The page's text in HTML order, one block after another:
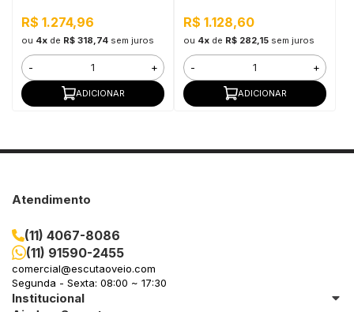
R$ 1.274,96
ou 4xde R$ 318,74 sem juros
- +
ADICIONAR
R$ 1.128,60
ou 4xde R$ 282,15 sem juros
- +
ADICIONAR
Atendimento
(11) 4067-8086
(11) 91590-2455
comercial@escutaoveio.com
Segunda - Sexta: 08:00 ~ 17:30
Institucional